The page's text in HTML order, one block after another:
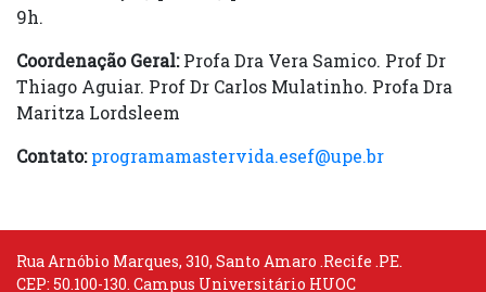
9h.
Coordenação Geral:Profa Dra Vera Samico. Prof Dr
Thiago Aguiar. Prof Dr Carlos Mulatinho. Profa Dra
Maritza Lordsleem
Contato: programamastervida.esef@upe.br
Rua Arnóbio Marques, 310, Santo Amaro .Recife .PE.
CEP: 50.100-130. Campus Universitário HUOC